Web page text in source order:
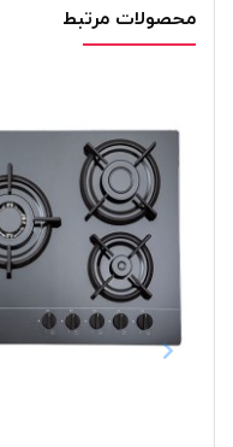
محصولات مرتبط